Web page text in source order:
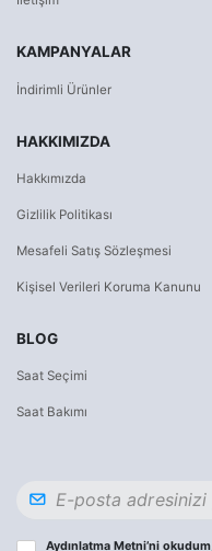
KAMPANYALAR
İndirimli Ürünler
HAKKIMIZDA
Hakkımızda
Gizlilik Politikası
Mesafeli Satış Sözleşmesi
Kişisel Verileri Koruma Kanunu
BLOG
Saat Seçimi
Saat Bakımı
Aydınlatma Metni’ni